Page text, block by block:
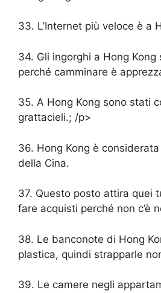
33. L’Internet più veloce è a
34. Gli ingorghi a Hong Kong
perché camminare è
35. A Hong Kong sono stati
grattacieli.; /p>
36. Hong Kong è
della Cina.
37. Questo posto attira quei
fare acquisti perché non c’è
38. Le banconote di Hong
plastica, quindi strapparle
39. Le camere negli